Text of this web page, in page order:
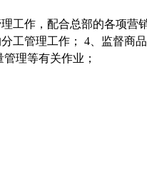
工作，配合总部的各项营
工管理工作； 4、监督商
理等有关作业；